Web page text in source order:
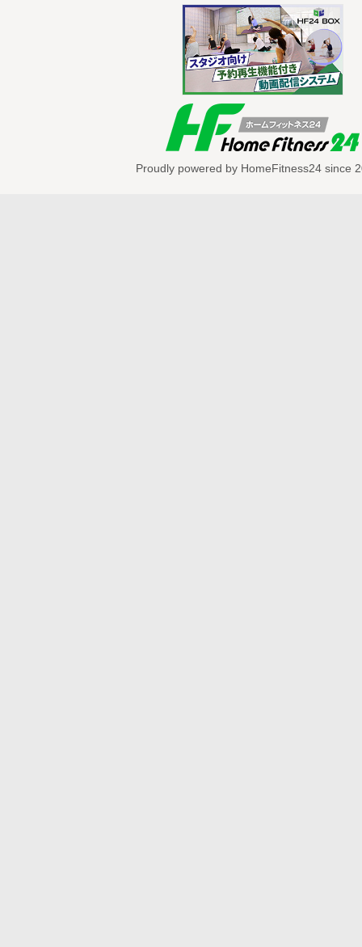
Proudly powered by HomeFitness24 since